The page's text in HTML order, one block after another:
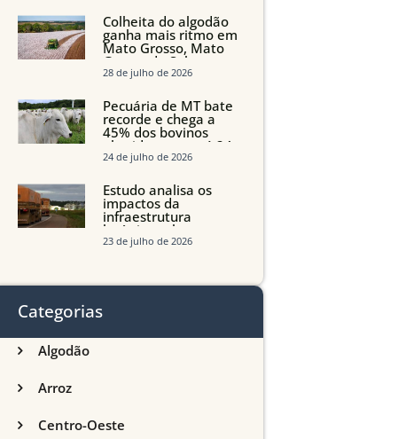
Maranhão e Piauí
Colheita do algodão
ganha mais ritmo em
Mato Grosso, Mato
Grosso do Sul e
Maranhão
28 de julho de 2026
Pecuária de MT bate
recorde e chega a
45% dos bovinos
abatidos com até 24
meses
24 de julho de 2026
Estudo analisa os
impactos da
infraestrutura
logística sobre a
produção agrícola de
23 de julho de 2026
Categorias
Algodão
Arroz
Centro-Oeste